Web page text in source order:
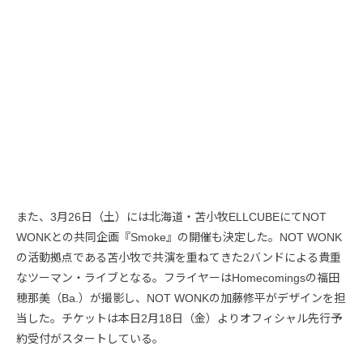
また、3月26日（土）には北海道・苫小牧ELLCUBEにてNOT
WONKとの共同企画『Smoke』の開催も決定した。NOT WONK
の活動拠点である苫小牧で共演を重ねてきた2バンドによる貴重
なツーマン・ライブとなる。フライヤーはHomecomingsの福田
穂那美（Ba.）が撮影し、NOT WONKの加藤修平がデザインを担
当した。チケットは本日2月18日（金）よりオフィシャル先行予
約受付がスタートしている。